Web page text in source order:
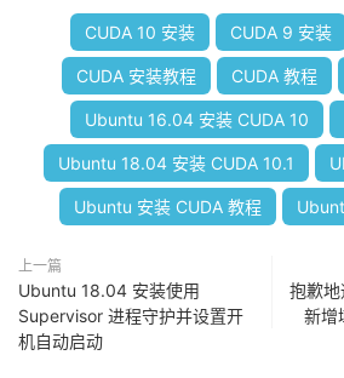
CUDA 10 安装 CUDA 9 安装
CUDA 安装教程 CUDA 教程
Ubuntu 16.04 安装 CUDA 10
Ubuntu 18.04 安装 CUDA 10.1
Ubuntu 安装 CUDA 教程
上一篇
Ubuntu 18.04 安装使用
Supervisor 进程守护并设置开
机自动启动
抱歉
新增